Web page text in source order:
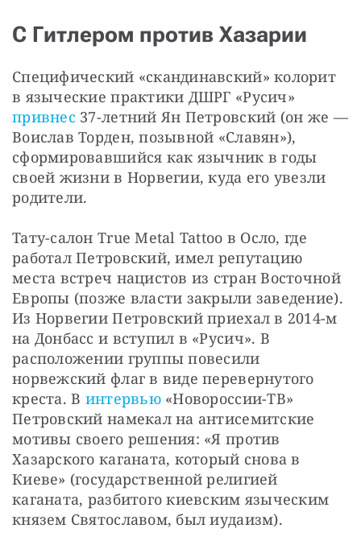
С Гитлером против Хазарии
Специфический «скандинавский» колорит
привнес 37-летний Ян Петровский (он же —
Воислав Торден, позывной «Славян»),
сформировавшийся как язычник в годы
своей жизни в Норвегии, куда его увезли
родители.
Тату-салон True Metal Tattoo в Осло, где
работал Петровский, имел репутацию
места встреч нацистов из стран Восточной
Европы (позже власти закрыли заведение).
Из Норвегии Петровский приехал в 2014-м
на Донбасс и вступил в «Русич». В
расположении группы повесили
норвежский флаг в виде перевернутого
креста. В интервью «Новороссии-ТВ»
Петровский намекал на антисемитские
мотивы своего решения: «Я против
Хазарского каганата, который снова в
Киеве» (государственной религией
каганата, разбитого киевским языческим
князем Святославом, был иудаизм).